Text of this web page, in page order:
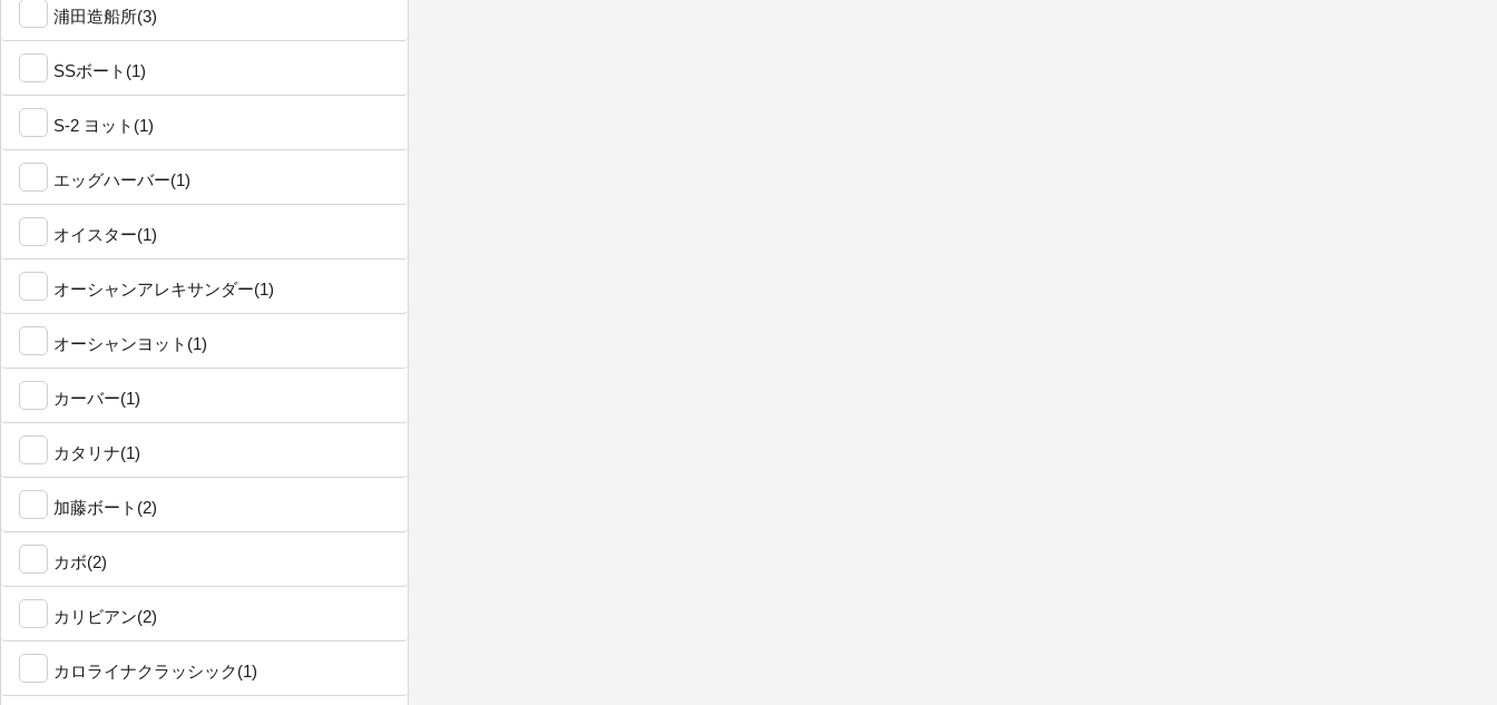
浦田造船所(3)
SSボート(1)
S-2 ヨット(1)
エッグハーバー(1)
オイスター(1)
オーシャンアレキサンダー(1)
オーシャンヨット(1)
カーバー(1)
カタリナ(1)
加藤ボート(2)
カボ(2)
カリビアン(2)
カロライナクラッシック(1)